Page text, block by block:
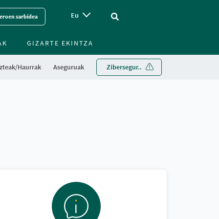
sarbidea Eu Vinculo - Buscar en la web
Haurrak Aseguruak Zibersegur..
GIZARTE EKINTZA